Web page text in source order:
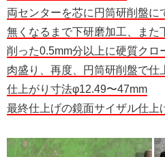
両センターを芯に円筒研削盤に
無くなるまで下研磨加工、また
削った0.5mm分以上に硬質クロ
肉盛り、再度、円筒研削盤で仕
仕上がり寸法φ12.49〜47mm
最終仕上げの鏡面サイザル仕上